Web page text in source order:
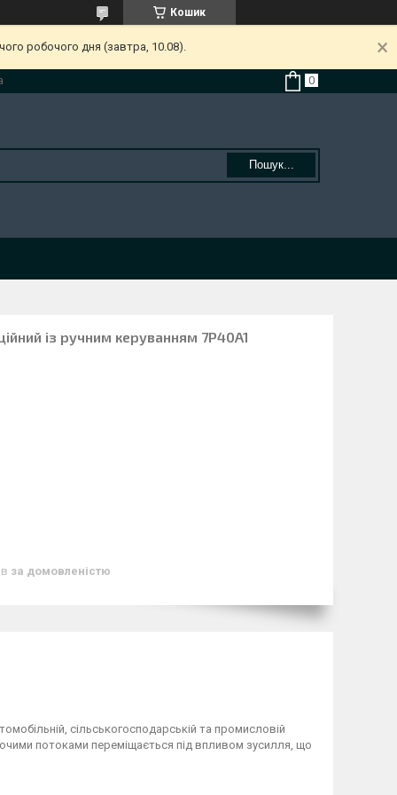
Кошик
робочого дня (завтра, 10.08).
Пошук...
із ручним керуванням 7Р40A1
за домовленістю
сільськогосподарській та промисловій
потоками переміщається під впливом зусилля, що